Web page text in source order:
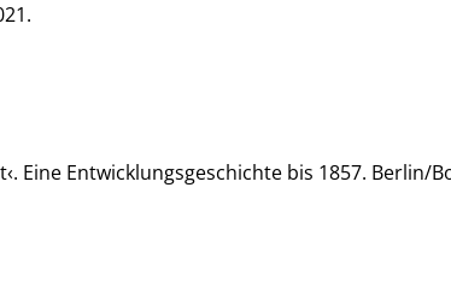
Eine Entwicklungsgeschichte bis 1857. Berlin/